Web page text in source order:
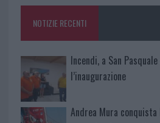
o
k
p
NOTIZIE RECENTI
Incendi, a San
l’inaugurazione
Andrea Mura conquista